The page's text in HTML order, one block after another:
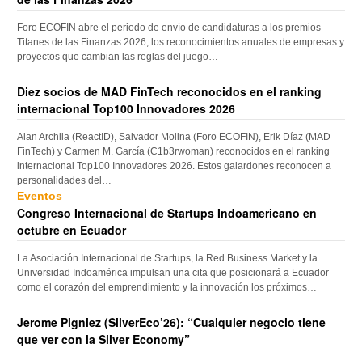
Foro ECOFIN abre el periodo de envío de candidaturas a los premios
Titanes de las Finanzas 2026, los reconocimientos anuales de empresas y
proyectos que cambian las reglas del juego…
Diez socios de MAD FinTech reconocidos en el ranking
internacional Top100 Innovadores 2026
Alan Archila (ReactID), Salvador Molina (Foro ECOFIN), Erik Díaz (MAD
FinTech) y Carmen M. García (C1b3rwoman) reconocidos en el ranking
internacional Top100 Innovadores 2026. Estos galardones reconocen a
personalidades del…
Eventos
Congreso Internacional de Startups Indoamericano en
octubre en Ecuador
La Asociación Internacional de Startups, la Red Business Market y la
Universidad Indoamérica impulsan una cita que posicionará a Ecuador
como el corazón del emprendimiento y la innovación los próximos…
Jerome Pigniez (SilverEco’26): “Cualquier negocio tiene
que ver con la Silver Economy”